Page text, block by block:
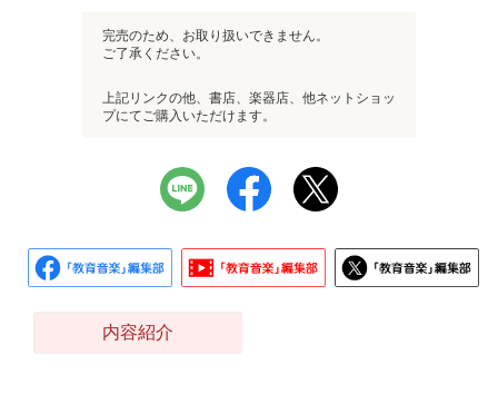
完売のため、お取り扱いできません。
ご了承ください。
上記リンクの他、書店、楽器店、他ネットショッ
プにてご購入いただけます。
内容紹介